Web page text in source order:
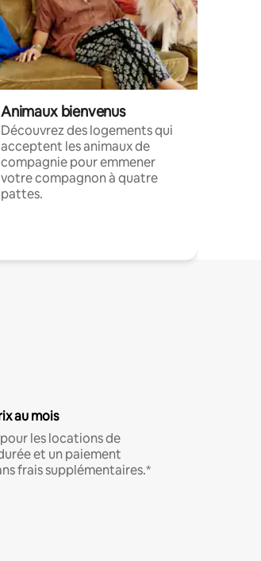
Animaux bienvenus
Découvrez des logements qui
acceptent les animaux de
compagnie pour emmener
votre compagnon à quatre
pattes.
au mois
les locations de
et un paiement
frais supplémentaires.*